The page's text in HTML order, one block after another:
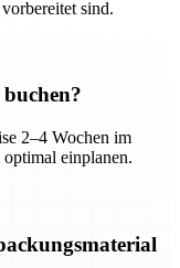
sind.
2–4 Wochen im
einplanen.